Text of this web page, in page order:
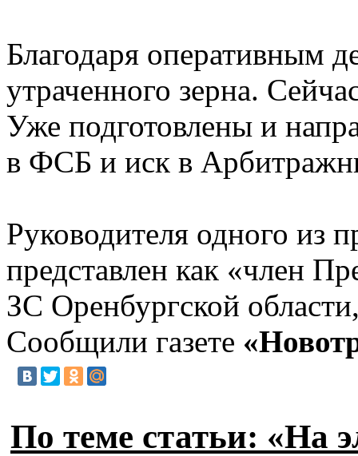
Благодаря оперативным
утраченного зерна.
Уже подготовлены и
в ФСБ и иск в
Руководителя одного из
представлен как «член
ЗС Оренбургской
Сообщили газете
По теме статьи: «На